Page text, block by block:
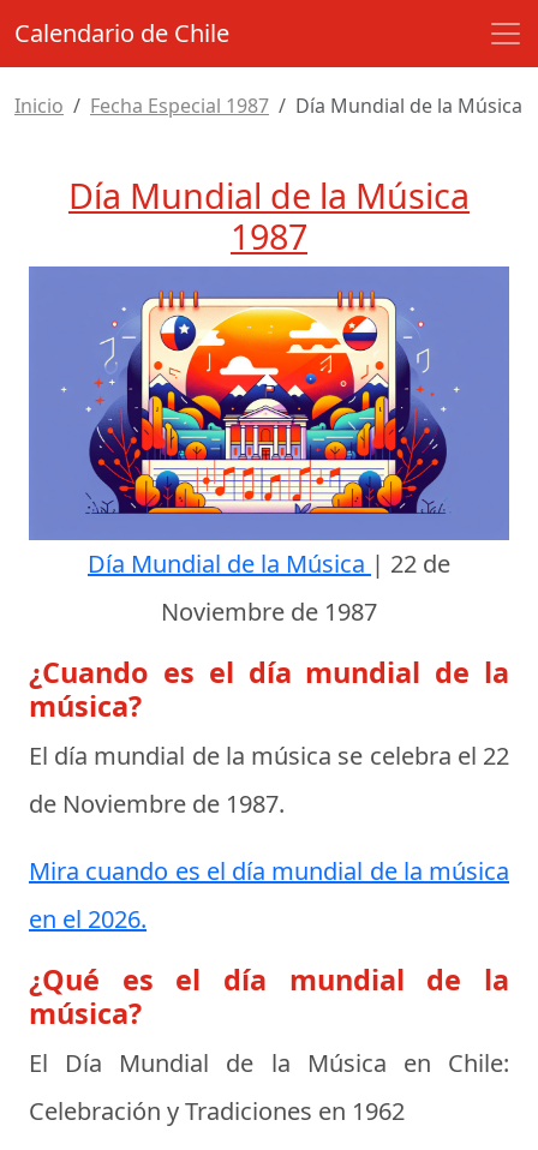
Calendario de Chile
Inicio Fecha Especial 1987 Día Mundial de la Música
Día Mundial de la Música
1987
Día Mundial de la Música | 22 de
Noviembre de 1987
¿Cuando es el día mundial de la
música?
El día mundial de la música se celebra el 22
de Noviembre de 1987.
Mira cuando es el día mundial de la música
en el 2026.
¿Qué es el día mundial de la
música?
El Día Mundial de la Música en Chile:
Celebración y Tradiciones en 1962